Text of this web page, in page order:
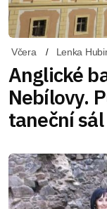
Včera Lenka
Anglické
Nebílovy.
taneční sál